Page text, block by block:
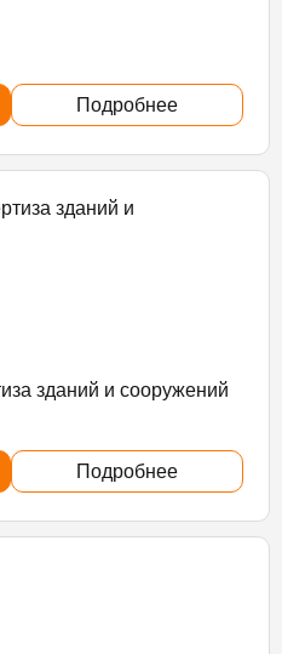
Подробнее
зданий и сооружений
Подробнее